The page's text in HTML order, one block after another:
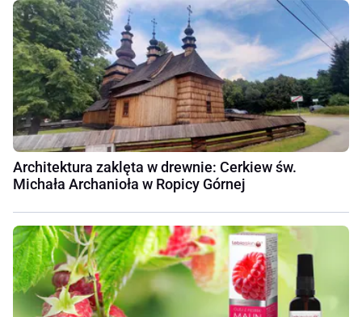
Architektura zaklęta w drewnie: Cerkiew św.
Michała Archanioła w Ropicy Górnej